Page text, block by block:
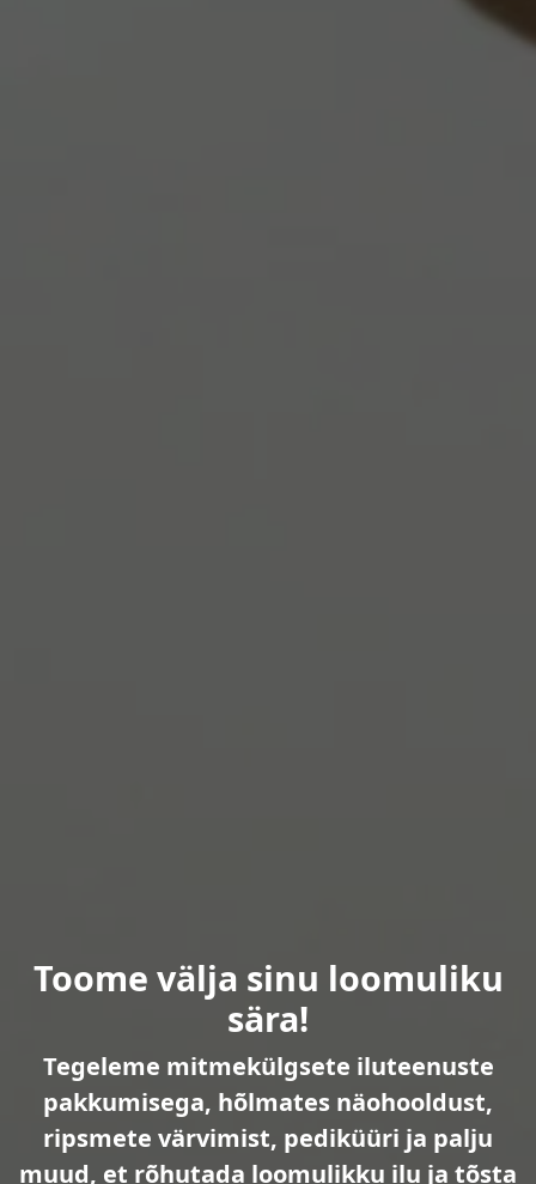
Toome välja sinu loomuliku
sära!
Tegeleme mitmekülgsete iluteenuste
pakkumisega, hõlmates näohooldust,
ripsmete värvimist, pediküüri ja palju
muud, et rõhutada loomulikku ilu ja tõsta